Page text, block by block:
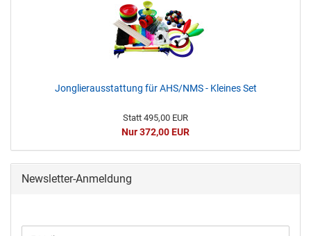
Jonglierausstattung für AHS/NMS - Kleines Set
Statt 495,00 EUR
Nur 372,00 EUR
Newsletter-Anmeldung